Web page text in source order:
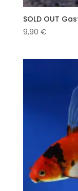
SOLD OUT
9,90 €